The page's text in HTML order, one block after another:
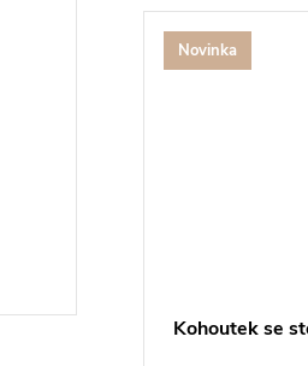
Novinka
Kohoutek se